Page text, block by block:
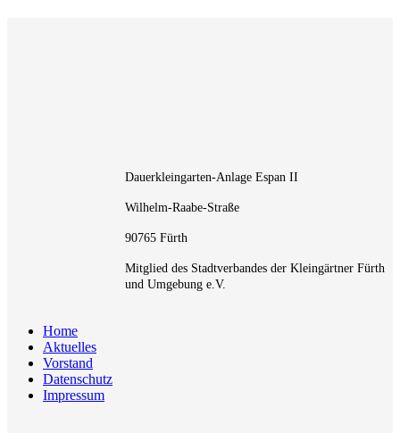
Dauerkleingarten-Anlage Espan II
Wilhelm-Raabe-Straße
90765 Fürth
Mitglied des Stadtverbandes der Kleingärtner Fürth
und Umgebung e.V.
Home
Aktuelles
Vorstand
Datenschutz
Impressum